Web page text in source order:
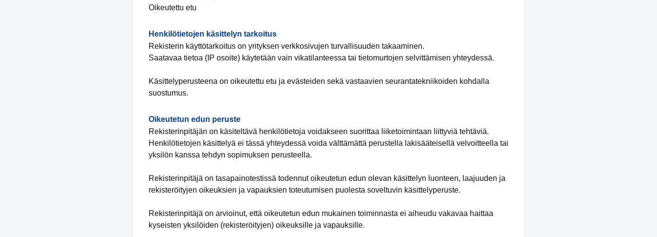
Oikeutettu etu
Henkilötietojen käsittelyn tarkoitus
Rekisterin käyttötarkoitus on yrityksen verkkosivujen turvallisuuden takaaminen.
Saatavaa tietoa (IP osoite) käytetään vain vikatilanteessa tai tietomurtojen selvittämisen yhteydessä.
Käsittelyperusteena on oikeutettu etu ja evästeiden sekä vastaavien seurantatekniikoiden kohdalla
suostumus.
Oikeutetun edun peruste
Rekisterinpitäjän on käsiteltävä henkilötietoja voidakseen suorittaa liiketoimintaan liittyviä tehtäviä.
Henkilötietojen käsittelyä ei tässä yhteydessä voida välttämättä perustella lakisääteisellä velvoitteella tai
yksilön kanssa tehdyn sopimuksen perusteella.
Rekisterinpitäjä on tasapainotestissä todennut oikeutetun edun olevan käsittelyn luonteen, laajuuden ja
rekisteröityjen oikeuksien ja vapauksien toteutumisen puolesta soveltuvin käsittelyperuste.
Rekisterinpitäjä on arvioinut, että oikeutetun edun mukainen toiminnasta ei aiheudu vakavaa haittaa
kyseisten yksilöiden (rekisteröityjen) oikeuksille ja vapauksille.